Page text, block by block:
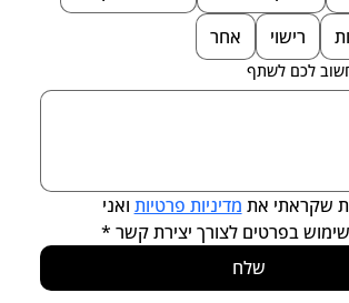
רישוי אחר
לכם לשתף
שקראתי את מדיניות פרטיות
בפרטים לצורך יצירת קשר *
שלח